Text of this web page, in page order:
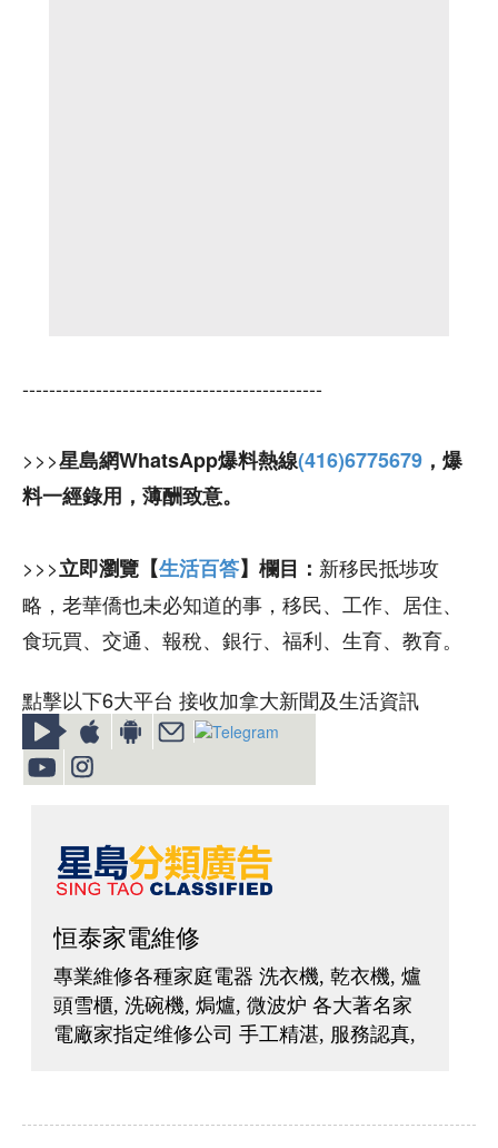
---------------------------------------------
>>>星島網WhatsApp爆料熱線(416)6775679 ，爆
料一經錄用，薄酬致意。
>>>立即瀏覽【生活百答】欄目： 新移民抵埗攻
略，老華僑也未必知道的事，移民、工作、居住、
食玩買、交通、報稅、銀行、福利、生育、教育。
點擊以下6大平台 接收加拿大新聞及生活資訊